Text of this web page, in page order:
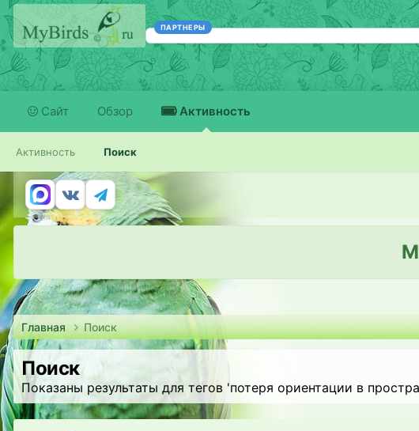
ПАРТНЕРЫ
Сайт Обзор Активность
Активность Поиск
Главная Поиск
Поиск
Показаны результаты для тегов 'потеря ориентации в